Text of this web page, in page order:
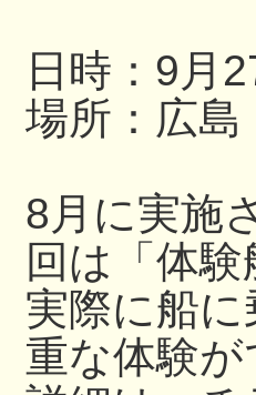
日時：9月
場所：広
8月に実施
回は「体
実際に船
重な体験